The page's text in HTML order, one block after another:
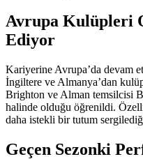
Avrupa Kulüpleri
Ediyor
Kariyerine Avrupa’da devam
İngiltere ve Almanya’dan
Brighton ve Alman temsilcisi
halinde olduğu öğrenildi.
daha istekli bir tutum
Geçen Sezonki